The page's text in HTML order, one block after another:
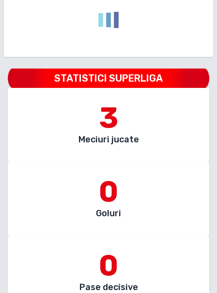
STATISTICI SUPERLIGA
3
Meciuri jucate
0
Goluri
0
Pase decisive